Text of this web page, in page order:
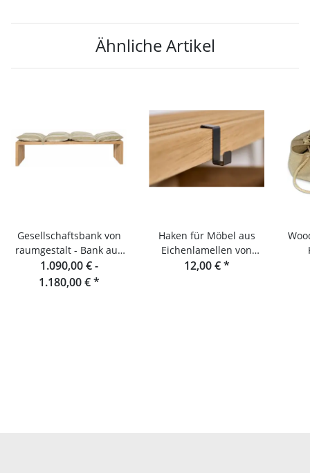
Ähnliche Artikel
Gesellschaftsbank von
raumgestalt - Bank aus
Eichenlamellen 180 cm
1.090,00 € -
1.180,00 €*
Haken für Möbel aus
Eichenlamellen von
Raumgestalt
12,00 €*